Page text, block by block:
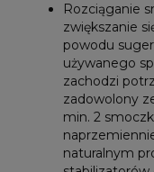
Rozciąganie
zwiększanie
powodu
używanego
zachodzi
zadowolony
min. 2
naturalnym